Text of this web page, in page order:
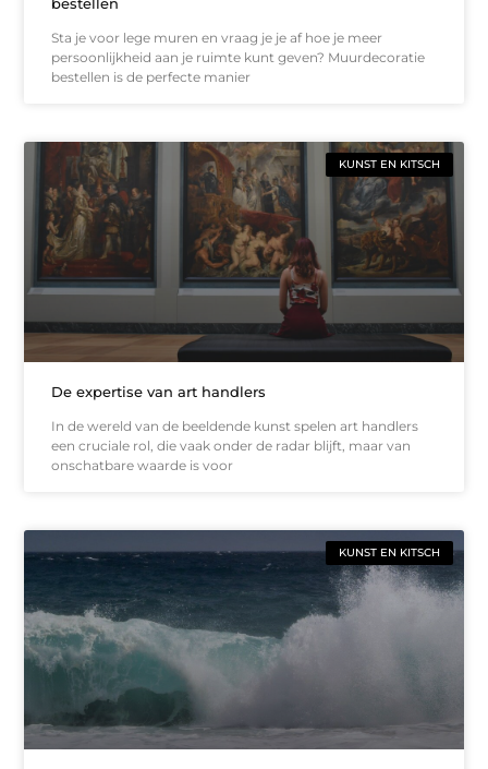
Sta je voor lege muren en vraag je je af hoe je meer
persoonlijkheid aan je ruimte kunt geven? Muurdecoratie
bestellen is de perfecte manier
KUNST EN KITSCH
De expertise van art handlers
In de wereld van de beeldende kunst spelen art handlers
een cruciale rol, die vaak onder de radar blijft, maar van
onschatbare waarde is voor
KUNST EN KITSCH